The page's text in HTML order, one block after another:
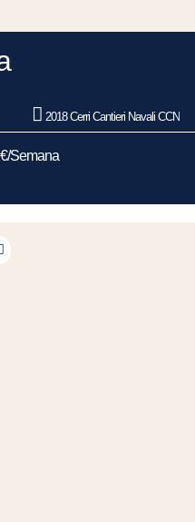
2018 Cerri Cantieri Navali CCN
Semana